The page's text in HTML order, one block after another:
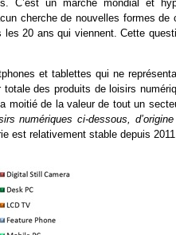
C’est un marché mondial et
cherche de nouvelles formes
20 ans qui viennent. Cette
et tablettes qui ne
des produits de loisirs
moitié de la valeur de tout un
numériques ci-dessous,
est relativement stable depuis